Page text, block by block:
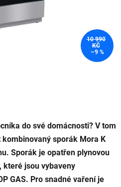
do své domácnosti? V tom
sporák Mora K
Sporák je opatřen plynovou
které jsou vybaveny
GAS. Pro snadné vaření je
10 990
KČ
–9 %